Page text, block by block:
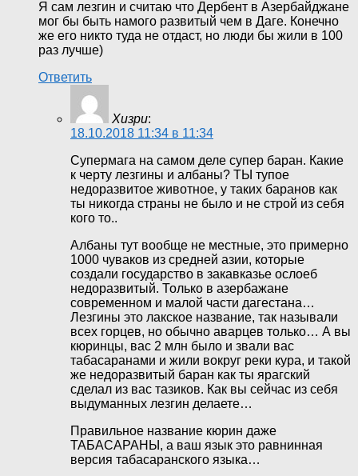
Я сам лезгин и считаю что Дербент в Азербайджане
мог бы быть намого развитый чем в Даге. Конечно
же его никто туда не отдаст, но люди бы жили в 100
раз лучше)
Ответить
Хизри:
18.10.2018 11:34 в 11:34
Супермага на самом деле супер баран. Какие
к черту лезгины и албаны? ТЫ тупое
недоразвитое животное, у таких баранов как
ты никогда страны не было и не строй из себя
кого то..
Албаны тут вообще не местные, это примерно
1000 чуваков из средней азии, которые
создали государство в закавказье ослоеб
недоразвитый. Только в азербажане
современном и малой части дагестана…
Лезгины это лакское название, так называли
всех горцев, но обычно аварцев только… А вы
кюринцы, вас 2 млн было и звали вас
табасаранами и жили вокруг реки кура, и такой
же недоразвитый баран как ты ярагский
сделал из вас тазиков. Как вы сейчас из себя
выдуманных лезгин делаете…
Правильное название кюрин даже
ТАБАСАРАНЫ, а ваш язык это равнинная
версия табасаранского языка…